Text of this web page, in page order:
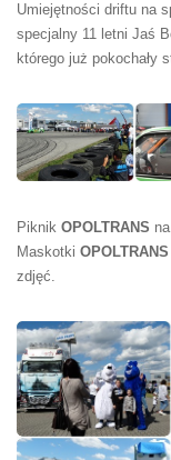
Umiejętności driftu na
specjalny 11 letni Jaś
którego już pokochały
Piknik OPOLTRANS
Maskotki OPOLTRANS
zdjęć.